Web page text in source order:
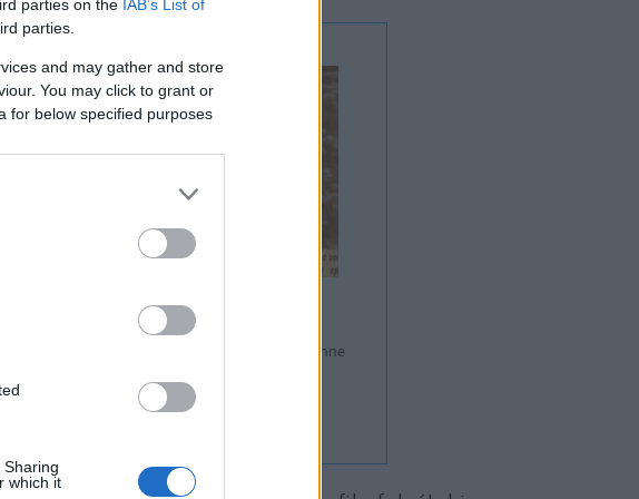
parties on the IAB’s List of
parties.
and may gather and store
You may click to grant or
for below specified purposes
which it